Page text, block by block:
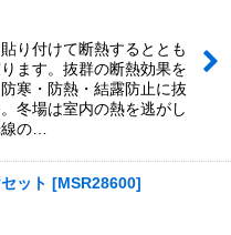
り付けて断熱するととも
ます。抜群の断熱効果を
寒・防熱・結露防止に抜
冬場は室内の熱を逃がし
の…
ット [MSR28600]